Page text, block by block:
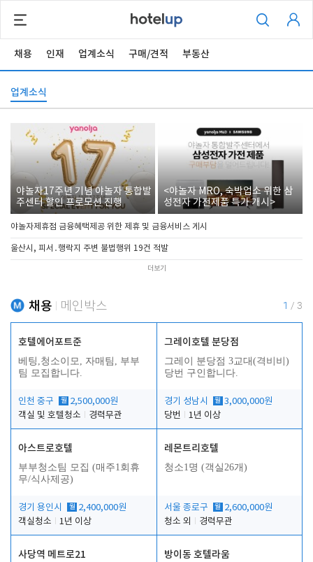
채용 인재 업계소식 구매/견적 부동산
업계소식
야놀자17주년 기념 야놀자 통합발
주센터 할인 프로모션 진행
<야놀자 MRO, 숙박업소 위한 삼
성전자 가전제품 특가 개시>
야놀자제휴점 금융혜택제공 위한 제휴 및 금융서비스 게시
울산시, 피서․행락지 주변 불법행위 19건 적발
더보기
채용 메인박스 1 / 3
호텔에어포트준
베팅,청소이모, 자매팀, 부부
팀 모집합니다.
인천 중구 월 2,500,000원
객실 및 호텔청소
경력무관
그레이호텔 분당점
그레이 분당점 3교대(격비비)
당번 구인합니다.
경기 성남시 월 3,000,000원
당번
1년 이상
아스트로호텔
부부청소팀 모집 (매주1회휴
무/식사제공)
경기 용인시 월 2,400,000원
객실청소
1년 이상
레몬트리호텔
청소1명 (객실26개)
서울 종로구 월 2,600,000원
청소 외
경력무관
사당역 메트로21 방이동 호텔라움